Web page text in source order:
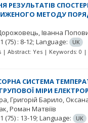
РЕЗУЛЬТАТІВ
МЕТОДУ
Іванна
(75) : 8-12; Language:
UK
| Abstract: Yes | Keywords: 0 |
СИСТЕМА
ГРУПОВОЇ МІРИ
Григорій Барило
Роман Матвіїв
(75) : 13-19; Language:
UK